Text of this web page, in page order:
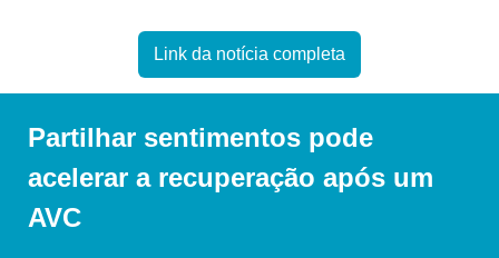
Link da notícia completa
Partilhar sentimentos pode
acelerar a recuperação após um
AVC